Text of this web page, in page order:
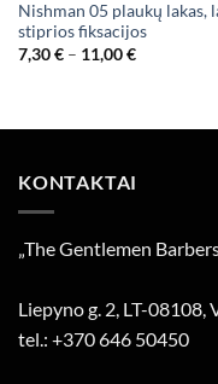
Nishman 05 plaukų lakas,
stiprios fiksacijos
7,30€ – 11,00€Price
KONTAKTAI
„The Gentlemen
Liepyno g. 2, LT-08108,
tel.: +370 646 50450